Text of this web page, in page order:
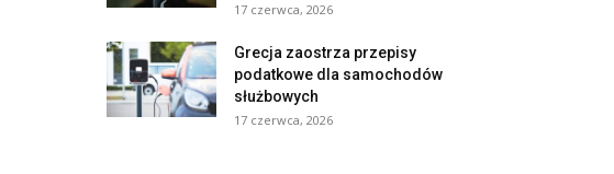
17 czerwca, 2026
Grecja zaostrza przepisy
podatkowe dla samochodów
służbowych
17 czerwca, 2026